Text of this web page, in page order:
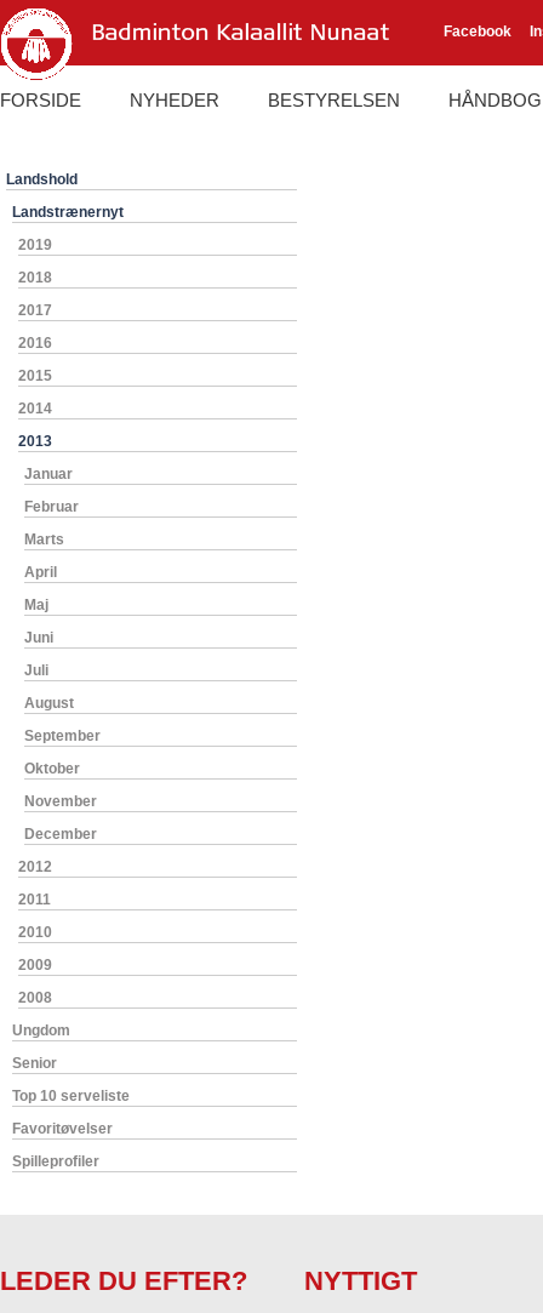
Facebook
FORSIDE NYHEDER BESTYRELSEN HÅNDBOG
Landshold
Landstrænernyt
2019
2018
2017
2016
2015
2014
2013
Januar
Februar
Marts
April
Maj
Juni
Juli
August
September
Oktober
November
December
2012
2011
2010
2009
2008
Ungdom
Senior
Top 10 serveliste
Favoritøvelser
Spilleprofiler
LEDER DU EFTER? NYTTIGT